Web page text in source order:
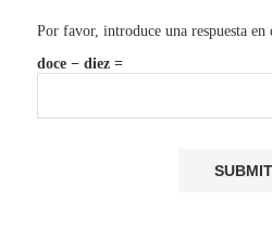
Por favor, introduce una respuesta en
doce − diez =